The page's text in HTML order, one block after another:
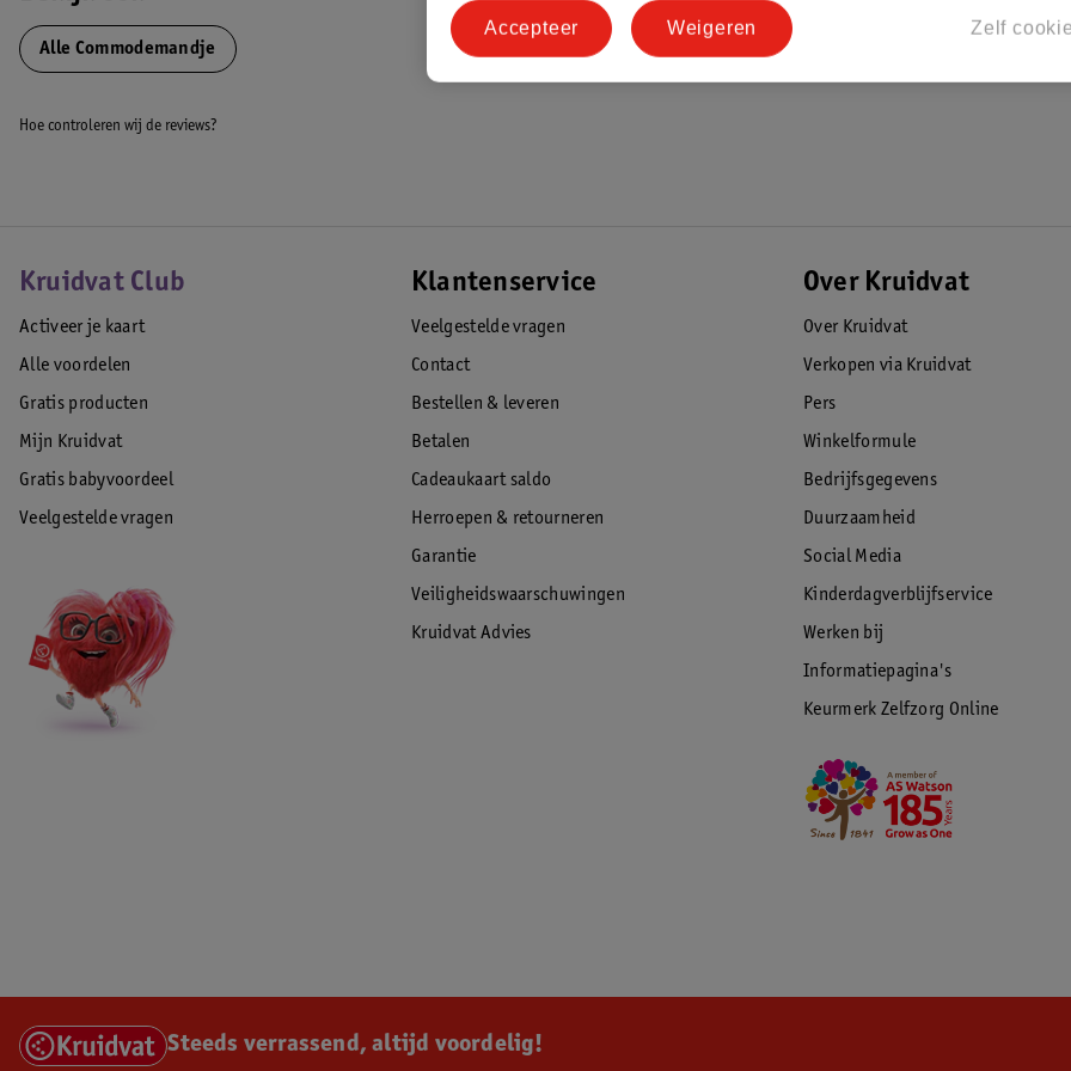
EAN code:8718276214589
Alle Commodemandje
Hoe controleren wij de reviews?
Kruidvat Club
Activeer je kaart
Alle voordelen
Gratis producten
Mijn Kruidvat
Gratis babyvoordeel
Veelgestelde vragen
Klantenservice
Veelgestelde vragen
Contact
Bestellen & leveren
Betalen
Cadeaukaart saldo
Herroepen & retourneren
Garantie
Veiligheidswaarschuwingen
Kruidvat Advies
Over Kruidvat
Over Kruidvat
Verkopen via Kruidvat
Pers
Winkelformule
Bedrijfsgegevens
Duurzaamheid
Social Media
Kinderdagverblijfservice
Werken bij
Informatiepagina's
Keurmerk Zelfzorg Online
Steeds verrassend, altijd voordelig!
Zelf
Weigeren
Accepteer